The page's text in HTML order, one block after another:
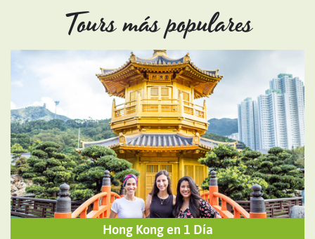
Tours más populares
Hong Kong en 1 Día